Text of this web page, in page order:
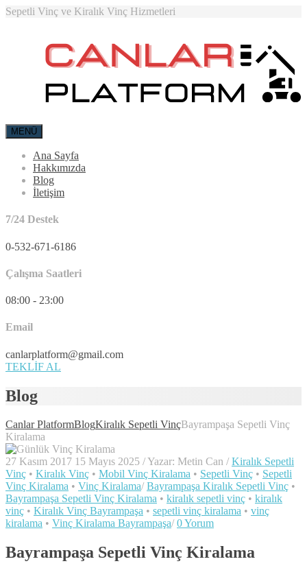
Sepetli Vinç ve Kiralık Vinç Hizmetleri
MENÜ
Ana Sayfa
Hakkımızda
Blog
İletişim
7/24 Destek
0-532-671-6186
Çalışma Saatleri
08:00 - 23:00
Email
canlarplatform@gmail.com
TEKLİF AL
Blog
Canlar PlatformBlogKiralık Sepetli VinçBayrampaşa Sepetli Vinç
Kiralama
27 Kasım 2017 15 Mayıs 2025 /Yazar: Metin Can / Kiralık Sepetli
Vinç • Kiralık Vinç • Mobil Vinç Kiralama • Sepetli Vinç • Sepetli
Vinç Kiralama • Vinç Kiralama/ Bayrampaşa Kiralık Sepetli Vinç •
Bayrampaşa Sepetli Vinç Kiralama • kiralık sepetli vinç • kiralık
vinç • Kiralık Vinç Bayrampaşa • sepetli vinç kiralama • vinç
kiralama • Vinç Kiralama Bayrampaşa/ 0 Yorum
Bayrampaşa Sepetli Vinç Kiralama